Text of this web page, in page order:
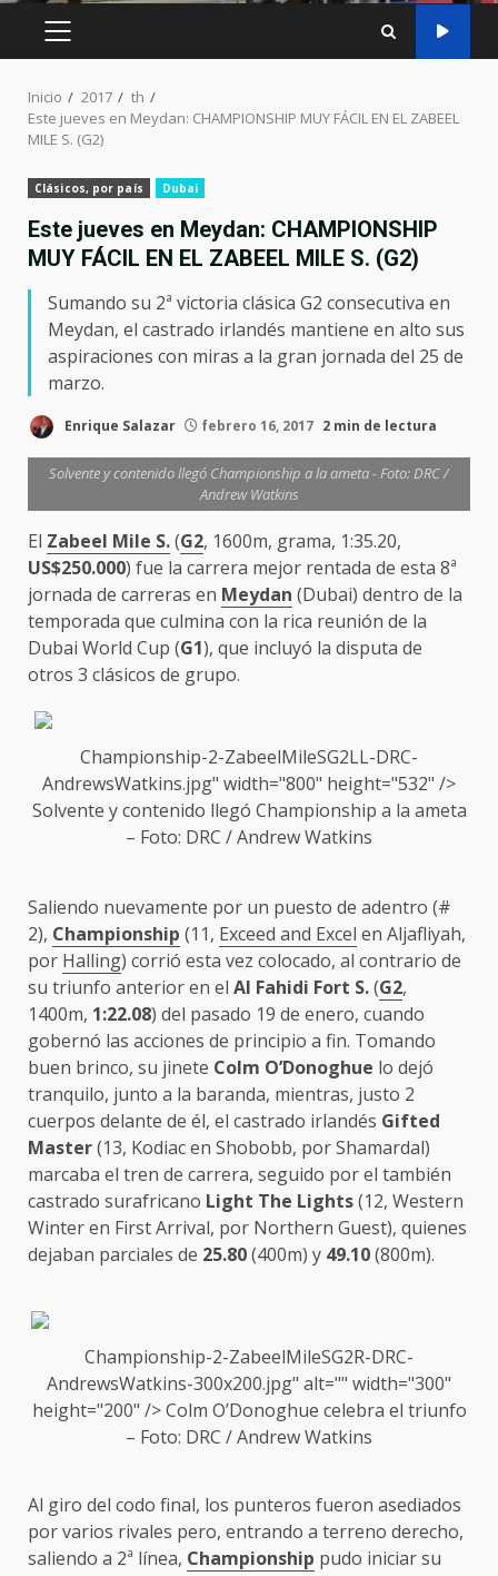
MENÚ
Inicio 2017
th
Este jueves en Meydan: CHAMPIONSHIP MUY FÁCIL EN EL ZABEEL
MILE S. (G2)
Clásicos, por país Dubai
Este jueves en Meydan: CHAMPIONSHIP
MUY FÁCIL EN EL ZABEEL MILE S. (G2)
Sumando su 2ª victoria clásica G2 consecutiva en
Meydan, el castrado irlandés mantiene en alto sus
aspiraciones con miras a la gran jornada del 25 de
marzo.
Enrique Salazar febrero 16, 2017 2 min de lectura
Solvente y contenido llegó Championship a la ameta - Foto: DRC /
Andrew Watkins
El Zabeel Mile S.(G2, 1600m, grama, 1:35.20,
US$250.000) fue la carrera mejor rentada de esta 8ª
jornada de carreras en Meydan (Dubai) dentro de la
temporada que culmina con la rica reunión de la
Dubai World Cup (G1), que incluyó la disputa de
otros 3 clásicos de grupo.
Championship-2-ZabeelMileSG2LL-DRC-
AndrewsWatkins.jpg" width="800" height="532" />
Solvente y contenido llegó Championship a la ameta
– Foto: DRC / Andrew Watkins
Saliendo nuevamente por un puesto de adentro (#
2), Championship (11, Exceed and Excel en Aljafliyah,
por Halling) corrió esta vez colocado, al contrario de
su triunfo anterior en el Al Fahidi Fort S.(G2,
1400m, 1:22.08) del pasado 19 de enero, cuando
gobernó las acciones de principio a fin. Tomando
buen brinco, su jinete Colm O’Donoghue lo dejó
tranquilo, junto a la baranda, mientras, justo 2
cuerpos delante de él, el castrado irlandés Gifted
Master(13, Kodiac en Shobobb, por Shamardal)
marcaba el tren de carrera, seguido por el también
castrado surafricano Light The Lights(12, Western
Winter en First Arrival, por Northern Guest), quienes
dejaban parciales de 25.80(400m) y 49.10(800m).
Championship-2-ZabeelMileSG2R-DRC-
AndrewsWatkins-300x200.jpg" alt="" width="300"
height="200" /> Colm O’Donoghue celebra el triunfo
– Foto: DRC / Andrew Watkins
Al giro del codo final, los punteros fueron asediados
por varios rivales pero, entrando a terreno derecho,
saliendo a 2ª línea, Championship pudo iniciar su